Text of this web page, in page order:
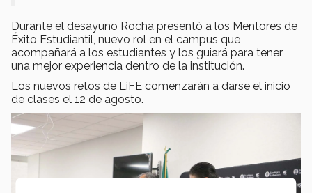
Durante el desayuno Rocha presentó a los Mentores de
Éxito Estudiantil, nuevo rol en el campus que
acompañará a los estudiantes y los guiará para tener
una mejor experiencia dentro de la institución.
Los nuevos retos de LiFE comenzarán a darse el inicio
de clases el 12 de agosto.